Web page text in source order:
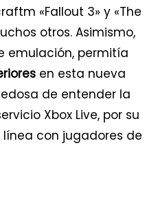
«Fallout 3» y «The
otros. Asimismo,
emulación, permitía
en esta nueva
de entender la
Xbox Live, por su
con jugadores de